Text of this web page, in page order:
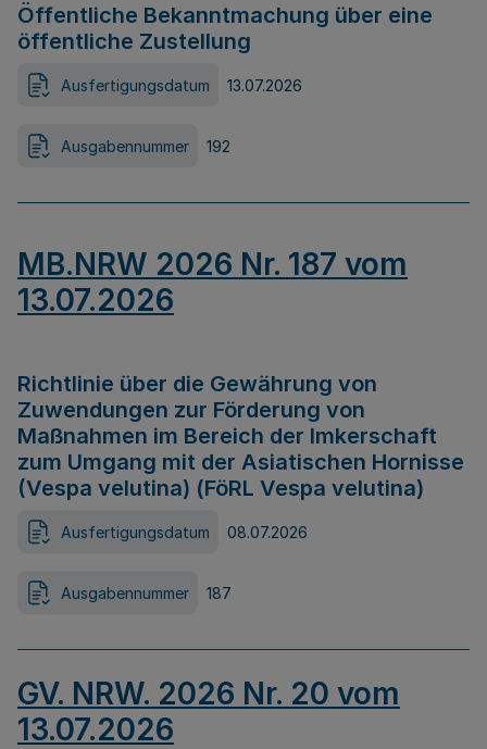
Öffentliche Bekanntmachung über eine
öffentliche Zustellung
Ausfertigungsdatum 13.07.2026
Ausgabennummer 192
MB.NRW 2026 Nr. 187 vom
13.07.2026
Richtlinie über die Gewährung von
Zuwendungen zur Förderung von
Maßnahmen im Bereich der Imkerschaft
zum Umgang mit der Asiatischen Hornisse
(Vespa velutina) (FöRL Vespa velutina)
Ausfertigungsdatum 08.07.2026
Ausgabennummer 187
GV. NRW. 2026 Nr. 20 vom
13.07.2026